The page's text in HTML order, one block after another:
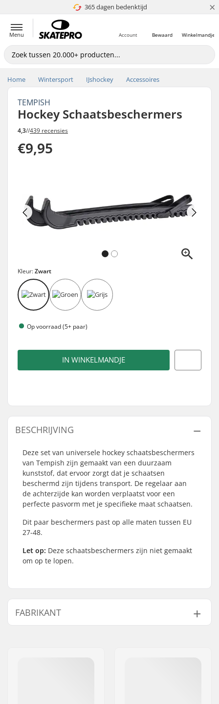
365 dagen bedenktijd
4.8 van 5 ×
Menu Winkelmandje
Bewaard
Account
Home Wintersport IJshockey Accessoires
TEMPISH
Hockey Schaatsbeschermers
4,3//439 recensies
€9,95
Kleur:Zwart
Op voorraad (5+ paar)
IN WINKELMANDJE
BESCHRIJVING
Deze set van universele hockey schaatsbeschermers
van Tempish zijn gemaakt van een duurzaam
kunststof, dat ervoor zorgt dat je schaatsen
beschermd zijn tijdens transport. De regelaar aan
de achterzijde kan worden verplaatst voor een
perfecte pasvorm met je specifieke maat schaatsen.
Dit paar beschermers past op alle maten tussen EU
27-48.
Let op: Deze schaatsbeschermers zijn niet gemaakt
om op te lopen.
FABRIKANT